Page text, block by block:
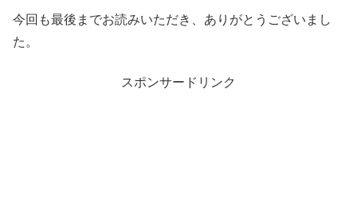
今回も最後までお読みいただき、ありがとうございまし
た。
スポンサードリンク